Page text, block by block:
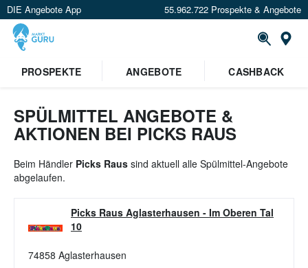
DIE Angebote App 55.962.722 Prospekte & Angebote
Standort festlegen
PROSPEKTE ANGEBOTE CASHBACK
SPÜLMITTEL ANGEBOTE &
AKTIONEN BEI PICKS RAUS
Beim Händler Picks Raus sind aktuell alle Spülmittel-Angebote
abgelaufen.
Picks Raus Aglasterhausen - Im Oberen Tal
10
74858 Aglasterhausen